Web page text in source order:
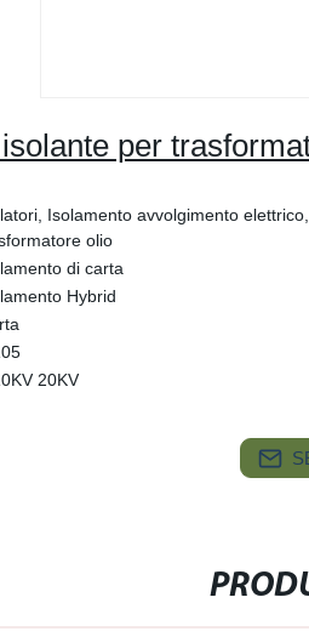
per
Isolamento avvolgimento
olio
di carta
Hybrid
20KV